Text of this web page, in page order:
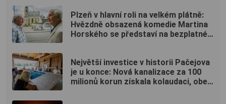
Plzeň v hlavní roli na velkém plátně:
Hvězdně obsazená komedie Martina
Horského se představí na bezplatné
Největší investice v historii Pačejova
je u konce: Nová kanalizace za 100
milionů korun získala kolaudaci, obec